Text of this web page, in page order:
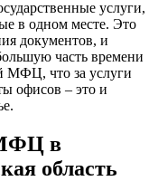
услуги,
в одном месте. Это
документов, и
часть времени
МФЦ, что за услуги
офисов – это и
в
область